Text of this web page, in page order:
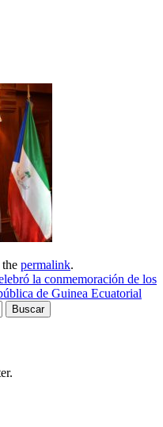
permalink.
la conmemoración de los
de Guinea Ecuatorial